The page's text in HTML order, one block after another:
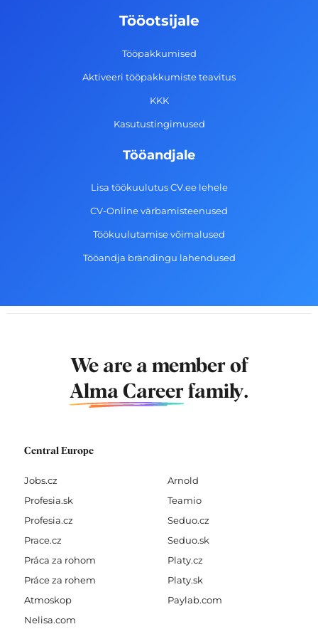
-
g
r
a
m
d
i
n
Tööotsijale
Tööpakkumised
Aktiveeri tööpakkumiste teavitus
KKK
Kasutustingimused
Tööandjale
Lisa töökuulutus CV.ee lehele
CV-Online värbamisteenused
Töökuulutamise võimalused
Tööandja brändingu lahendused
We are a member of
Alma Career family.
Central Europe
Jobs.cz
Profesia.sk
Profesia.cz
Prace.cz
Práca za rohom
Práce za rohem
Atmoskop
Nelisa.com
Arnold
Teamio
Seduo.cz
Seduo.sk
Platy.cz
Platy.sk
Paylab.com